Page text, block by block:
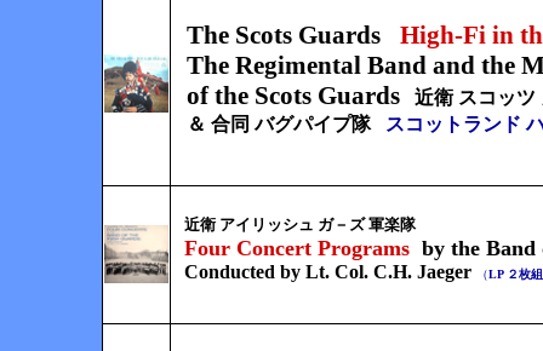
The Scots Guards
High-Fi in
The Regimental Band and the
of the Scots Guards
近衛 スコッツ
＆ 合同 バグパイプ隊
スコットランド
近衛 アイリッシュ ガ－ズ 軍楽隊
Four Concert Programs by the
Conducted by Lt. Col. C.H. Jaeger （LP ２枚組